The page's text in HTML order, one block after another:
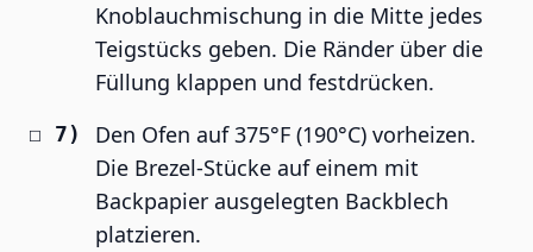
Knoblauchmischung in die Mitte jedes
Teigstücks geben. Die Ränder über die
Füllung klappen und festdrücken.
Den Ofen auf 375°F (190°C) vorheizen.
Die Brezel-Stücke auf einem mit
Backpapier ausgelegten Backblech
platzieren.